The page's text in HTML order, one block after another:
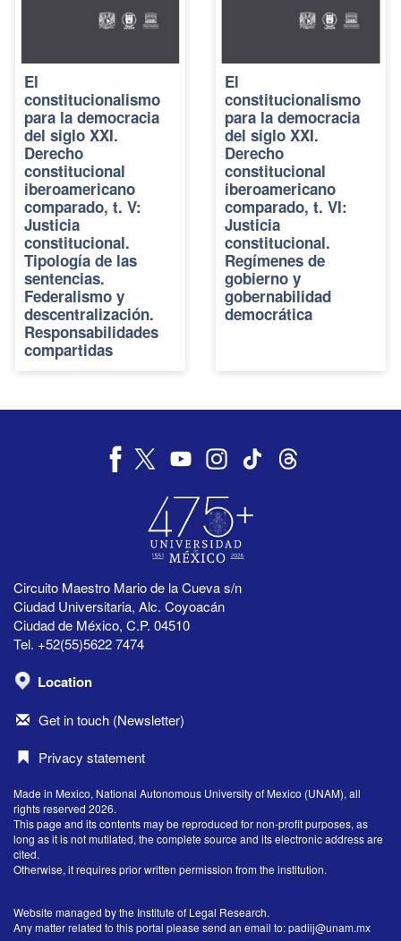
El
constitucionalismo
para la democracia
del siglo XXI.
Derecho
constitucional
iberoamericano
comparado, t. V:
Justicia
constitucional.
Tipología de las
sentencias.
Federalismo y
descentralización.
Responsabilidades
compartidas
El
constitucionalismo
para la democracia
del siglo XXI.
Derecho
constitucional
iberoamericano
comparado, t. VI:
Justicia
constitucional.
Regímenes de
gobierno y
gobernabilidad
democrática
Circuito Maestro Mario de la Cueva s/n
Ciudad Universitaria, Alc. Coyoacán
Ciudad de México, C.P. 04510
Tel. +52(55)5622 7474
Location
Get in touch (Newsletter)
Privacy statement
Made in Mexico, National Autonomous University of Mexico (UNAM), all
rights reserved 2026.
This page and its contents may be reproduced for non-profit purposes, as
long as it is not mutilated, the complete source and its electronic address are
cited.
Otherwise, it requires prior written permission from the institution.
Website managed by the Institute of Legal Research.
Any matter related to this portal please send an email to:padiij@unam.mx